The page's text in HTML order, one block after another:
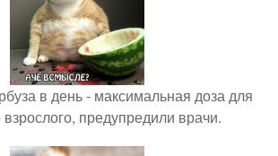
в день - максимальная доза для
взрослого, предупредили врачи.